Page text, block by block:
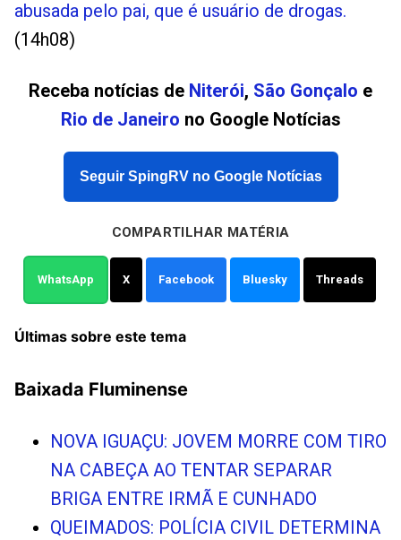
abusada pelo pai, que é usuário de drogas.
(14h08)
Receba notícias de Niterói, São Gonçalo e
Rio de Janeiro no Google Notícias
Seguir SpingRV no Google Notícias
COMPARTILHAR MATÉRIA
WhatsApp X Facebook Bluesky Threads
Últimas sobre este tema
Baixada Fluminense
NOVA IGUAÇU: JOVEM MORRE COM TIRO
NA CABEÇA AO TENTAR SEPARAR
BRIGA ENTRE IRMÃ E CUNHADO
QUEIMADOS: POLÍCIA CIVIL DETERMINA